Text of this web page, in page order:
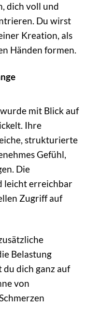
dich voll und
Du wirst
Kreation, als
Händen formen.
mit Blick auf
Ihre
strukturierte
Gefühl,
Die
leicht erreichbar
Zugriff auf
Belastung
du dich ganz auf
von